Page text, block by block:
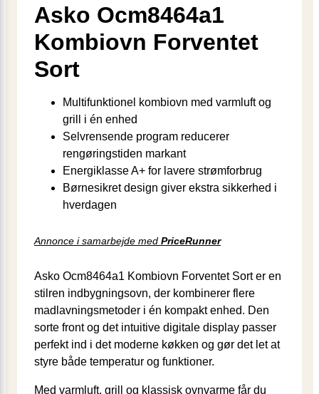
Asko Ocm8464a1
Kombiovn Forventet
Sort
Multifunktionel kombiovn med varmluft og
grill i én enhed
Selvrensende program reducerer
rengøringstiden markant
Energiklasse A+ for lavere strømforbrug
Børnesikret design giver ekstra sikkerhed i
hverdagen
Annonce i samarbejde med PriceRunner
Asko Ocm8464a1 Kombiovn Forventet Sort er en
stilren indbygningsovn, der kombinerer flere
madlavningsmetoder i én kompakt enhed. Den
sorte front og det intuitive digitale display passer
perfekt ind i det moderne køkken og gør det let at
styre både temperatur og funktioner.
Med varmluft, grill og klassisk ovnvarme får du